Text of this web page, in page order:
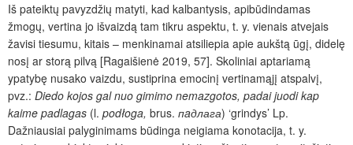
Iš pateiktų pavyzdžių matyti, kad kalbantysis, apibūdindamas
žmogų, vertina jo išvaizdą tam tikru aspektu, t. y. vienais atvejais
žavisi tiesumu, kitais – menkinamai atsiliepia apie aukštą ūgį, didelę
nosį ar storą pilvą [Ragaišienė 2019, 57]. Skoliniai aptariamą
ypatybę nusako vaizdu, sustiprina emocinį vertinamąjį atspalvį,
pvz.: Diedo kojos gal nuo gimimo nemazgotos, padai juodi kap
kaime padlagas (l. podłoga, brus. пaдлага) ‘grindys’ Lp.
Dažniausiai palyginimams būdinga neigiama konotacija, t. y.